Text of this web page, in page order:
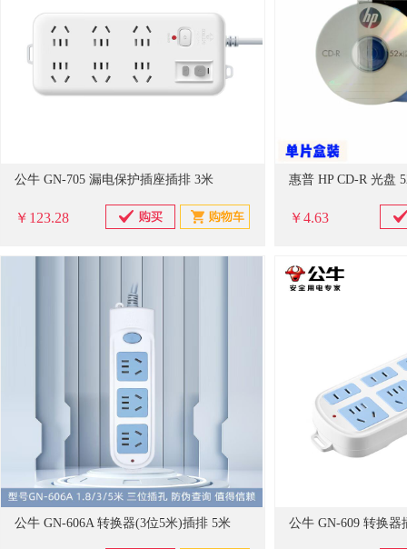
公牛 GN-705 漏电保护插座插排 3米
￥123.28
惠普 HP CD-R 光盘
￥4.63
公牛 GN-606A 转换器(3位5米)插排 5米 公牛 GN-609 转换器